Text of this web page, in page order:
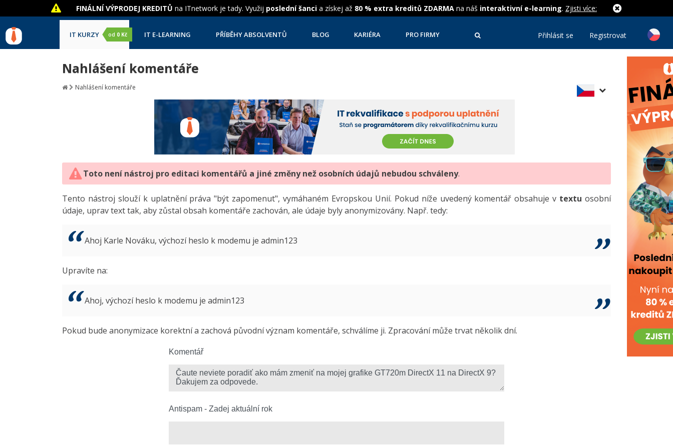
FINÁLNÍ VÝPRODEJ KREDITŮ na ITnetwork je tady. Využij poslední šanci a získej až 80 % extra kreditů ZDARMA na náš interaktivní e-learning. Zjisti více:
IT KURZY od 0 Kč IT E-LEARNING PŘÍBĚHY ABSOLVENTŮ BLOG KARIÉRA PRO FIRMY Přihlásit se Registrovat
Nahlášení komentáře
Nahlášení komentáře
Toto není nástroj pro editaci komentářů a jiné změny než osobních údajů nebudou schváleny.
Tento nástroj slouží k uplatnění práva "být zapomenut", vymáhaném Evropskou Unií. Pokud níže uvedený komentář obsahuje v textu osobní
údaje, uprav text tak, aby zůstal obsah komentáře zachován, ale údaje byly anonymizovány. Např. tedy:
Ahoj Karle Nováku, výchozí heslo k modemu je admin123
Upravíte na:
Ahoj, výchozí heslo k modemu je admin123
Pokud bude anonymizace korektní a zachová původní význam komentáře, schválíme ji. Zpracování může trvat několik dní.
Komentář
Antispam - Zadej aktuální rok